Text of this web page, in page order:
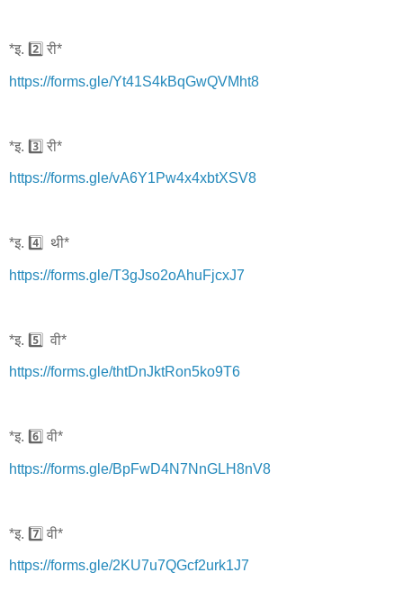
*इ. 2️⃣ री*
https://forms.gle/Yt41S4kBqGwQVMht8
*इ. 3️⃣ री*
https://forms.gle/vA6Y1Pw4x4xbtXSV8
*इ. 4️⃣ थी*
https://forms.gle/T3gJso2oAhuFjcxJ7
*इ. 5️⃣ वी*
https://forms.gle/thtDnJktRon5ko9T6
*इ. 6️⃣ वी*
https://forms.gle/BpFwD4N7NnGLH8nV8
*इ. 7️⃣ वी*
https://forms.gle/2KU7u7QGcf2urk1J7